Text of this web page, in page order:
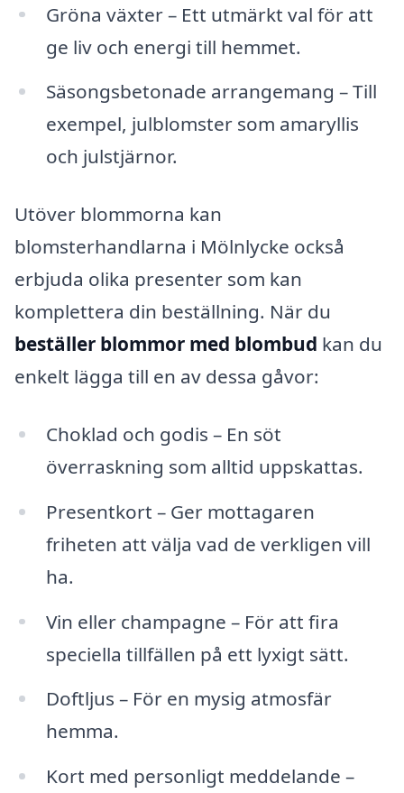
Gröna växter – Ett utmärkt val för att
ge liv och energi till hemmet.
Säsongsbetonade arrangemang – Till
exempel, julblomster som amaryllis
och julstjärnor.
Utöver blommorna kan
blomsterhandlarna i Mölnlycke också
erbjuda olika presenter som kan
komplettera din beställning. När du
beställer blommor med blombud kan du
enkelt lägga till en av dessa gåvor:
Choklad och godis – En söt
överraskning som alltid uppskattas.
Presentkort – Ger mottagaren
friheten att välja vad de verkligen vill
ha.
Vin eller champagne – För att fira
speciella tillfällen på ett lyxigt sätt.
Doftljus – För en mysig atmosfär
hemma.
Kort med personligt meddelande –